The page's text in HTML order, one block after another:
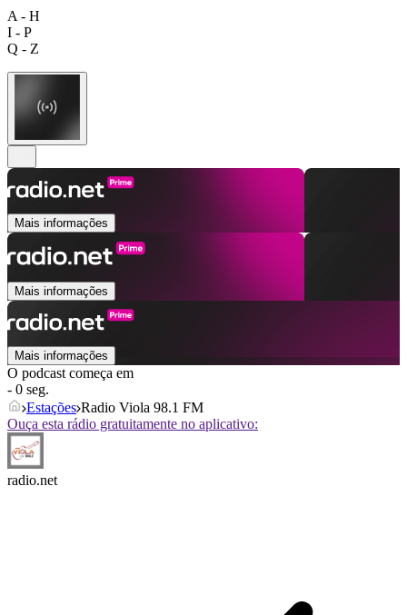
A - H
I - P
Q - Z
Mais informações
Mais informações
Mais informações
O podcast começa em
- 0 seg.
Estações Radio Viola 98.1 FM
Ouça esta rádio gratuitamente no aplicativo:
radio.net